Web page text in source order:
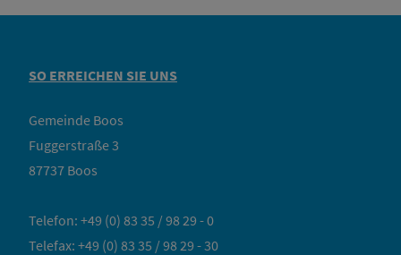
SO ERREICHEN SIE UNS
Gemeinde Boos
Fuggerstraße 3
87737 Boos
Telefon: +49 (0) 83 35 / 98 29 - 0
Telefax: +49 (0) 83 35 / 98 29 - 30